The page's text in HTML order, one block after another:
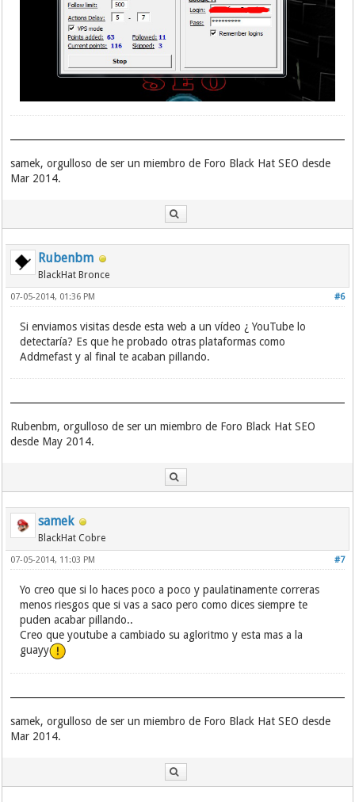
samek, orgulloso de ser un miembro de Foro Black Hat SEO desde
Mar 2014.
Rubenbm
BlackHat Bronce
#6
07-05-2014, 01:36 PM
Si enviamos visitas desde esta web a un vídeo ¿ YouTube lo
detectaría? Es que he probado otras plataformas como
Addmefast y al final te acaban pillando.
Rubenbm, orgulloso de ser un miembro de Foro Black Hat SEO
desde May 2014.
samek
BlackHat Cobre
#7
07-05-2014, 11:03 PM
Yo creo que si lo haces poco a poco y paulatinamente correras
menos riesgos que si vas a saco pero como dices siempre te
puden acabar pillando..
Creo que youtube a cambiado su agloritmo y esta mas a la
guayy
samek, orgulloso de ser un miembro de Foro Black Hat SEO desde
Mar 2014.